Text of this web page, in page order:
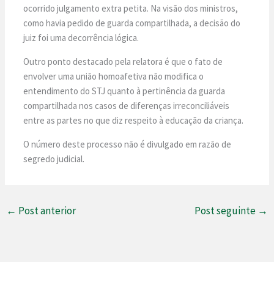
ocorrido julgamento extra petita. Na visão dos ministros,
como havia pedido de guarda compartilhada, a decisão do
juiz foi uma decorrência lógica.
Outro ponto destacado pela relatora é que o fato de
envolver uma união homoafetiva não modifica o
entendimento do STJ quanto à pertinência da guarda
compartilhada nos casos de diferenças irreconciliáveis
entre as partes no que diz respeito à educação da criança.
O número deste processo não é divulgado em razão de
segredo judicial.
← Post anterior Post seguinte →